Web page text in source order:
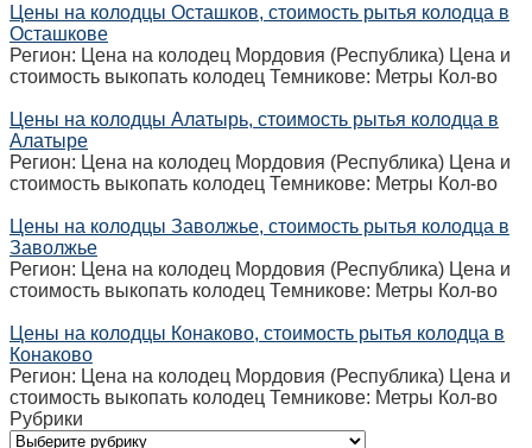
Цены на колодцы Осташков, стоимость рытья колодца в
Осташкове
Регион: Цена на колодец Мордовия (Республика) Цена и
стоимость выкопать колодец Темникове: Метры Кол-во
Цены на колодцы Алатырь, стоимость рытья колодца в
Алатыре
Регион: Цена на колодец Мордовия (Республика) Цена и
стоимость выкопать колодец Темникове: Метры Кол-во
Цены на колодцы Заволжье, стоимость рытья колодца в
Заволжье
Регион: Цена на колодец Мордовия (Республика) Цена и
стоимость выкопать колодец Темникове: Метры Кол-во
Цены на колодцы Конаково, стоимость рытья колодца в
Конаково
Регион: Цена на колодец Мордовия (Республика) Цена и
стоимость выкопать колодец Темникове: Метры Кол-во
Рубрики
Рубрики